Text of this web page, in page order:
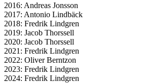
2016: Andreas Jonsson
2017: Antonio Lindbäck
2018: Fredrik Lindgren
2019: Jacob Thorssell
2020: Jacob Thorssell
2021: Fredrik Lindgren
2022: Oliver Berntzon
2023: Fredrik Lindgren
2024: Fredrik Lindgren